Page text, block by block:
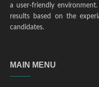
a user-friendly
results based on the
candidates.
MAIN MENU